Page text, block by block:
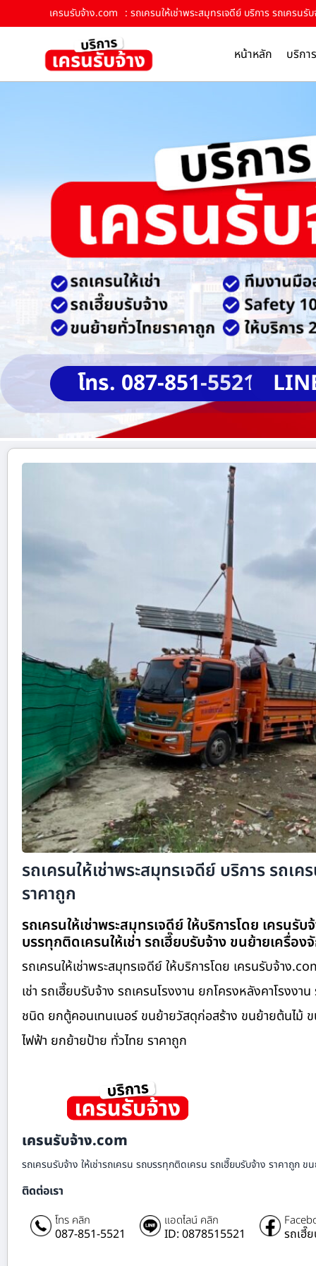
เครนรับจ้าง.com : รถเครนให้เช่าพระสมุทรเจดีย์ บริการ รถเครนรั
หน้าหลัก บริกา
โทร. 087-851-5521
รถเครนให้เช่าพระสมุทรเจดีย์ บริการ รถเ
ราคาถูก
รถเครนให้เช่าพระสมุทรเจดีย์ ให้บริการโดย เครนรั
บรรทุกติดเครนให้เช่า รถเฮี๊ยบรับจ้าง ขนย้ายเครื่อ
รถเครนให้เช่าพระสมุทรเจดีย์ ให้บริการโดย เครนรับจ้าง
เช่า รถเฮี๊ยบรับจ้าง รถเครนโรงงาน ยกโครงหลังคาโรงง
ชนิด ยกตู้คอนเทนเนอร์ ขนย้ายวัสดุก่อสร้าง ขนย้ายต้นไม้
ไฟฟ้า ยกย้ายป้าย ทั่วไทย ราคาถูก
เครนรับจ้าง.com
รถเครนรับจ้าง ให้เช่ารถเครน รถบรรทุกติดเครน รถเฮี๊ยบรับจ้าง ราคาถูก
ติดต่อเรา
โทร คลิก
087-851-5521
แอดไลน์ คลิก
ID: 0878515521 รถเฮี๊